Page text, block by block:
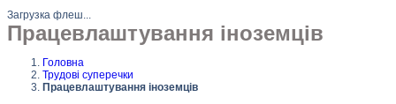
Загрузка флеш...
Працевлаштування іноземців
Головна
Трудові суперечки
Працевлаштування іноземців